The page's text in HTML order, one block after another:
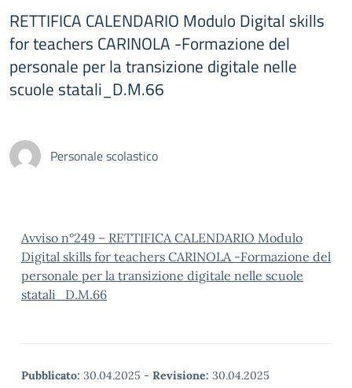
RETTIFICA CALENDARIO Modulo Digital skills
for teachers CARINOLA -Formazione del
personale per la transizione digitale nelle
scuole statali_D.M.66
Personale scolastico
Avviso n°249 – RETTIFICA CALENDARIO Modulo
Digital skills for teachers CARINOLA -Formazione del
personale per la transizione digitale nelle scuole
statali_D.M.66
Pubblicato: 30.04.2025 - Revisione: 30.04.2025